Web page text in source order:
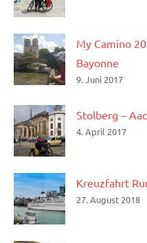
My Camino
Bayonne
9. Juni 2017
Stolberg –
4. April 2017
Kreuzfahrt
27. August 2018